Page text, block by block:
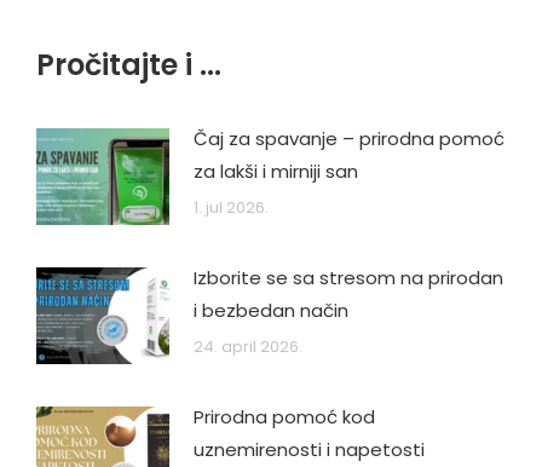
Pročitajte i ...
Čaj za spavanje – prirodna pomoć
za lakši i mirniji san
1. jul 2026.
Izborite se sa stresom na prirodan
i bezbedan način
24. april 2026.
Prirodna pomoć kod
uznemirenosti i napetosti